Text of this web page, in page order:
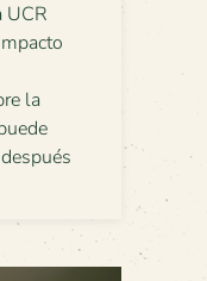
UCR
la